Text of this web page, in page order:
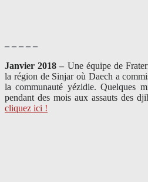
– – – – –
Janvier 2018 – Une équipe de
la région de Sinjar où Daech a
la communauté yézidie. Quelques
pendant des mois aux assauts des
cliquez ici !